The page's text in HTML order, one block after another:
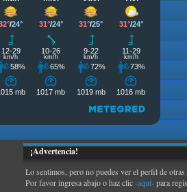
¡Advertencia!
Lo sentimos, pero no puedes ver el perfil de otras
Por favor ingresa abajo o haz clic-aquí-para